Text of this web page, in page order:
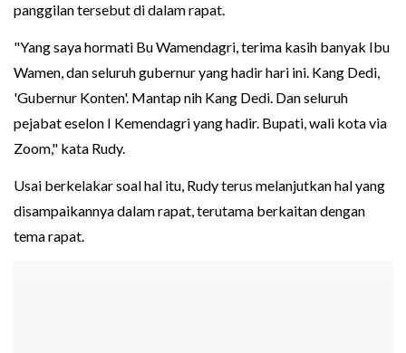
panggilan tersebut di dalam rapat.
"Yang saya hormati Bu Wamendagri, terima kasih banyak Ibu
Wamen, dan seluruh gubernur yang hadir hari ini. Kang Dedi,
'Gubernur Konten'. Mantap nih Kang Dedi. Dan seluruh
pejabat eselon I Kemendagri yang hadir. Bupati, wali kota via
Zoom," kata Rudy.
Usai berkelakar soal hal itu, Rudy terus melanjutkan hal yang
disampaikannya dalam rapat, terutama berkaitan dengan
tema rapat.